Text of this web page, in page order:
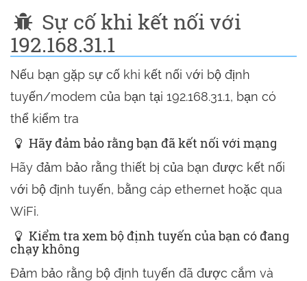
Sự cố khi kết nối với
192.168.31.1
Nếu bạn gặp sự cố khi kết nối với bộ định
tuyến/modem của bạn tại 192.168.31.1, bạn có
thể kiểm tra
Hãy đảm bảo rằng bạn đã kết nối với mạng
Hãy đảm bảo rằng thiết bị của bạn được kết nối
với bộ định tuyến, bằng cáp ethernet hoặc qua
WiFi.
Kiểm tra xem bộ định tuyến của bạn có đang
chạy không
Đảm bảo rằng bộ định tuyến đã được cắm và